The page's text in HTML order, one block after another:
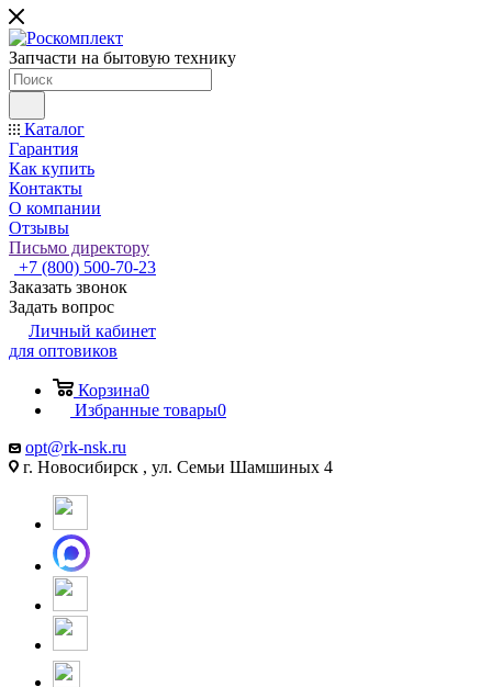
Запчасти на бытовую технику
Каталог
Гарантия
Как купить
Контакты
О компании
Отзывы
Письмо директору
+7 (800) 500-70-23
Заказать звонок
Задать вопрос
Личный кабинет
для оптовиков
Корзина0
Избранные товары0
opt@rk-nsk.ru
г. Новосибирск , ул. Семьи Шамшиных 4